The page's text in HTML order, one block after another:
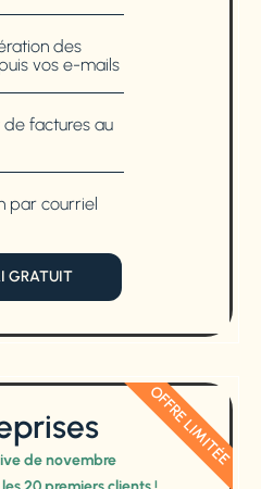
des
vos e-mails
factures au
par courriel
GRATUIT
de novembre
OFFRE LIMITÉE